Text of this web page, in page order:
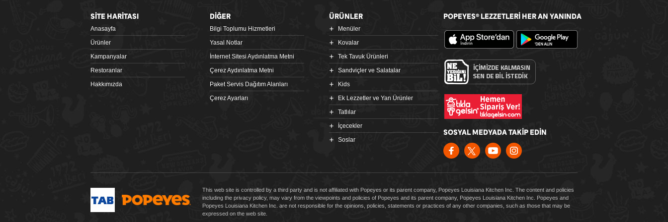
SİTE HARİTASI
Anasayfa
Ürünler
Kampanyalar
Restoranlar
Hakkımızda
DİĞER
Bilgi Toplumu Hizmetleri
Yasal Notlar
İnternet Sitesi Aydınlatma Metni
Çerez Aydınlatma Metni
Paket Servis Dağıtım Alanları
Çerez Ayarları
ÜRÜNLER
Menüler
Kovalar
Tek Tavuk Ürünleri
Sandviçler ve Salatalar
Kids
Ek Lezzetler ve Yan Ürünler
Tatlılar
İçecekler
Soslar
POPEYES® LEZZETLERİ HER AN YANINDA
SOSYAL MEDYADA TAKİP EDİN
This web site is controlled by a third party and is not affiliated with Popeyes or its parent company, Popeyes Louisiana Kitchen Inc. The content and policies
including the privacy policy, may vary from the viewpoints and policies of Popeyes and its parent company, Popeyes Louisiana Kitchen Inc. Popeyes and
Popeyes Louisiana Kitchen Inc. are not responsible for the opinions, policies, statements or practices of any other companies, such as those that may be
expressed on the web site.